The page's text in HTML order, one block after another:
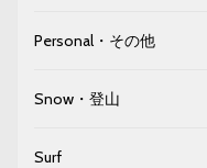
Personal・その他
Snow・登山
Surf